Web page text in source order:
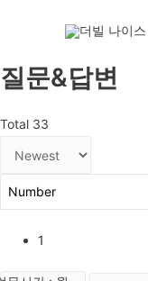
질문&답변
Total 33
Number
1